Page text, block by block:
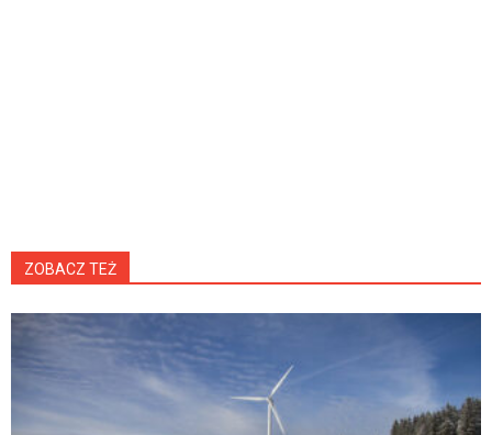
ZOBACZ TEŻ